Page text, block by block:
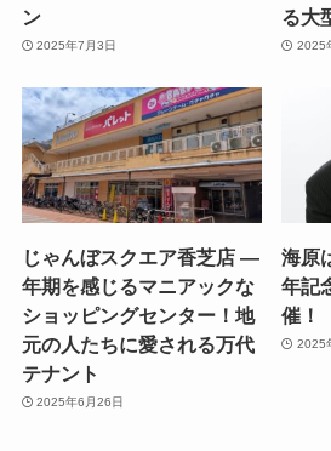
ン
2025年7月3日
る大
2025
じゃんぼスクエア香芝店 —
年期を感じるマニアックな
ショッピングセンター！地
元の人たちに愛される万代
テナント
2025年6月26日
海原
年記
催！
2025